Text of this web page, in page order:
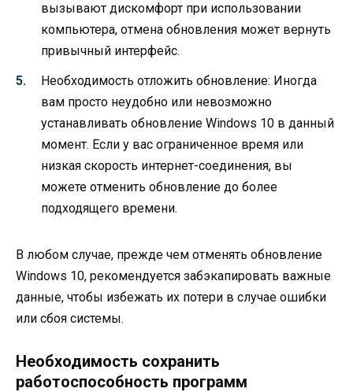
вызывают дискомфорт при использовании
компьютера, отмена обновления может вернуть
привычный интерфейс.
Необходимость отложить обновление: Иногда
вам просто неудобно или невозможно
устанавливать обновление Windows 10 в данный
момент. Если у вас ограниченное время или
низкая скорость интернет-соединения, вы
можете отменить обновление до более
подходящего времени.
В любом случае, прежде чем отменять обновление
Windows 10, рекомендуется забэкапировать важные
данные, чтобы избежать их потери в случае ошибки
или сбоя системы.
Необходимость сохранить
работоспособность программ